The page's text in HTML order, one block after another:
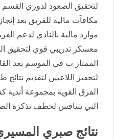
لتحقيق الصعود لدوري
مكافآت مالية للفريق بعد
موارد مالية بالنادي لدعم
معسكر تدريبي قوي لتحقيق
الممتاز ب في الموسم بعد
لتحفيز اللاعبين لتقديم
الفرق القوية بمجموعة
التي تتنافس لخطف تذكرة
نتائج صبري